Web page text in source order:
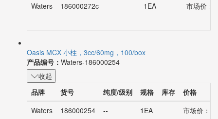
Waters
186000272c -- 1EA 市场价：
Oasis MCX 小柱，3cc/60mg，100/box
产品编号： Waters-186000254
收起
品牌
货号 纯度/级别 规格 库存
价格
Waters
186000254 -- 1EA 市场价：